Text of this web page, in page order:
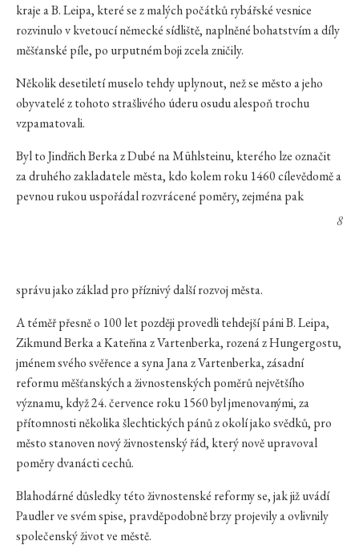
kraje a B. Leipa, které se z malých počátků rybářské vesnice
rozvinulo v kvetoucí německé sídliště, naplněné bohatstvím a díly
měšťanské píle, po urputném boji zcela zničily.
Několik desetiletí muselo tehdy uplynout, než se město a jeho
obyvatelé z tohoto strašlivého úderu osudu alespoň trochu
vzpamatovali.
Byl to Jindřich Berka z Dubé na Mühlsteinu, kterého lze označit
za druhého zakladatele města, kdo kolem roku 1460 cílevědomě a
pevnou rukou uspořádal rozvrácené poměry, zejména pak
8
správu jako základ pro příznivý další rozvoj města.
A téměř přesně o 100 let později provedli tehdejší páni B. Leipa,
Zikmund Berka a Kateřina z Vartenberka, rozená z Hungergostu,
jménem svého svěřence a syna Jana z Vartenberka, zásadní
reformu měšťanských a živnostenských poměrů největšího
významu, když 24. července roku 1560 byl jmenovanými, za
přítomnosti několika šlechtických pánů z okolí jako svědků, pro
město stanoven nový živnostenský řád, který nově upravoval
poměry dvanácti cechů.
Blahodárné důsledky této živnostenské reformy se, jak již uvádí
Paudler ve svém spise, pravděpodobně brzy projevily a ovlivnily
společenský život ve městě.